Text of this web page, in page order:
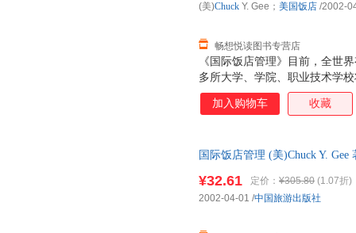
《国际饭店管理》目前，全世
多所大学、学院、职业技术学
国家有20多个授权机构为饭店
书在饭店业内享有高的专业等
务，提高饭店经营和管理的专
畅想悦读图书专营店
(美)Chuck Y. Gee； 美国饭店 /2002-
加入购物车 收藏
国际饭店管理 (美)Chuck Y.
¥32.61 定价： ¥305.80 (1.07折)
2002-04-01 /中国旅游出版社